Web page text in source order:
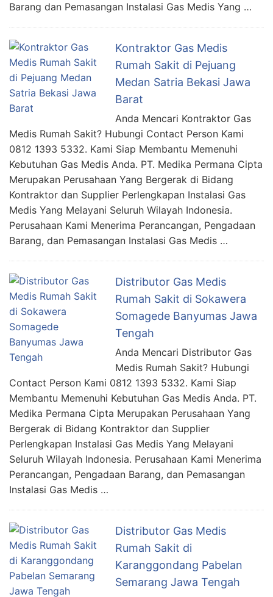
Barang dan Pemasangan Instalasi Gas Medis Yang …
Kontraktor Gas Medis
Rumah Sakit di Pejuang
Medan Satria Bekasi Jawa
Barat
Anda Mencari Kontraktor Gas
Medis Rumah Sakit? Hubungi Contact Person Kami
0812 1393 5332. Kami Siap Membantu Memenuhi
Kebutuhan Gas Medis Anda. PT. Medika Permana Cipta
Merupakan Perusahaan Yang Bergerak di Bidang
Kontraktor dan Supplier Perlengkapan Instalasi Gas
Medis Yang Melayani Seluruh Wilayah Indonesia.
Perusahaan Kami Menerima Perancangan, Pengadaan
Barang, dan Pemasangan Instalasi Gas Medis …
Distributor Gas Medis
Rumah Sakit di Sokawera
Somagede Banyumas Jawa
Tengah
Anda Mencari Distributor Gas
Medis Rumah Sakit? Hubungi
Contact Person Kami 0812 1393 5332. Kami Siap
Membantu Memenuhi Kebutuhan Gas Medis Anda. PT.
Medika Permana Cipta Merupakan Perusahaan Yang
Bergerak di Bidang Kontraktor dan Supplier
Perlengkapan Instalasi Gas Medis Yang Melayani
Seluruh Wilayah Indonesia. Perusahaan Kami Menerima
Perancangan, Pengadaan Barang, dan Pemasangan
Instalasi Gas Medis …
Distributor Gas Medis
Rumah Sakit di
Karanggondang Pabelan
Semarang Jawa Tengah